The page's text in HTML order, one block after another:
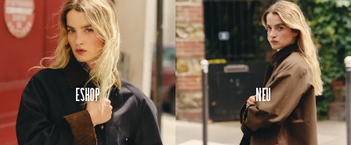
Eshop Neu